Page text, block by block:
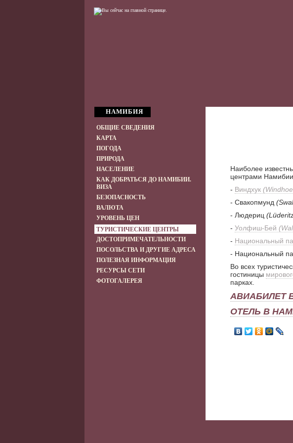
НАМИБИЯ
ОБЩИЕ СВЕДЕНИЯ
КАРТА
ПОГОДА
ПРИРОДА
НАСЕЛЕНИЕ
КАК ДОБРАТЬСЯ ДО НАМИБИИ.
ВИЗА
БЕЗОПАСНОСТЬ
ВАЛЮТА
УРОВЕНЬ ЦЕН
ТУРИСТИЧЕСКИЕ ЦЕНТРЫ
ДОСТОПРИМЕЧАТЕЛЬНОСТИ
ПОСОЛЬСТВА И ДРУГИЕ АДРЕСА
ПОЛЕЗНАЯ ИНФОРМАЦИЯ
РЕСУРСЫ СЕТИ
ФОТОГАЛЕРЕЯ
Наиболее
центрами
- Виндхук
- Свакопмунд
- Людериц
- Уолфиш-Бей
- Национальный
- Национальный
Во всех
гостиницы
парках.
АВИАБИЛЕТ
ОТЕЛЬ В